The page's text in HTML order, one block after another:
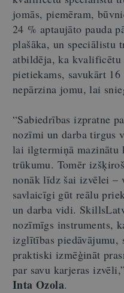
jomās, piemēram,
24 % aptaujāto pauda
plašāka, un speciālistu
atbildēja, ka
pietiekams, savukārt
nepārzina jomu, lai
“Sabiedrības izpratne
nozīmi un darba tirgus
lai ilgtermiņā mazinātu
trūkumu. Tomēr
nonāk līdz šai izvēlei –
savlaicīgi gūt reālu
un darba vidi.
nozīmīgs instruments,
izglītības piedāvājumu,
praktiski izmēģināt
par savu karjeras
Inta Ozola.